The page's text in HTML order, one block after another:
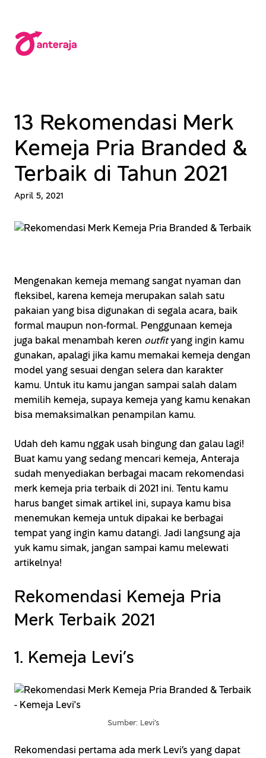
konten
13 Rekomendasi Merk
Kemeja Pria Branded &
Terbaik di Tahun 2021
April 5, 2021
Mengenakan kemeja memang sangat nyaman dan
fleksibel, karena kemeja merupakan salah satu
pakaian yang bisa digunakan di segala acara, baik
formal maupun non-formal. Penggunaan kemeja
juga bakal menambah keren outfityang ingin kamu
gunakan, apalagi jika kamu memakai kemeja dengan
model yang sesuai dengan selera dan karakter
kamu. Untuk itu kamu jangan sampai salah dalam
memilih kemeja, supaya kemeja yang kamu kenakan
bisa memaksimalkan penampilan kamu.
Udah deh kamu nggak usah bingung dan galau lagi!
Buat kamu yang sedang mencari kemeja, Anteraja
sudah menyediakan berbagai macam rekomendasi
merk kemeja pria terbaik di 2021 ini. Tentu kamu
harus banget simak artikel ini, supaya kamu bisa
menemukan kemeja untuk dipakai ke berbagai
tempat yang ingin kamu datangi. Jadi langsung aja
yuk kamu simak, jangan sampai kamu melewati
artikelnya!
Rekomendasi Kemeja Pria
Merk Terbaik 2021
1. Kemeja Levi’s
Sumber: Levi’s
Rekomendasi pertama ada merk Levi’s yang dapat